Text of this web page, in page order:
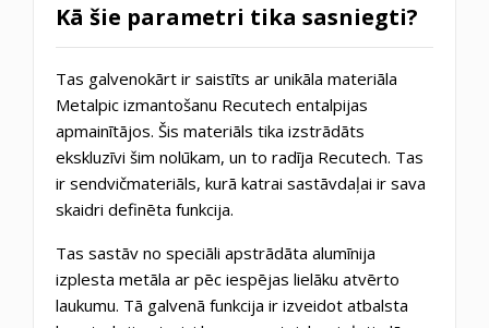
Kā šie parametri tika sasniegti?
Tas galvenokārt ir saistīts ar unikāla materiāla
Metalpic izmantošanu Recutech entalpijas
apmainītājos. Šis materiāls tika izstrādāts
ekskluzīvi šim nolūkam, un to radīja Recutech. Tas
ir sendvičmateriāls, kurā katrai sastāvdaļai ir sava
skaidri definēta funkcija.
Tas sastāv no speciāli apstrādāta alumīnija
izplesta metāla ar pēc iespējas lielāku atvērto
laukumu. Tā galvenā funkcija ir izveidot atbalsta